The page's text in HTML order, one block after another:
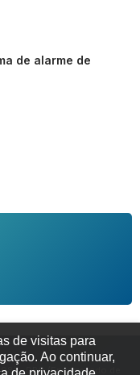
de alarme de
- DPO (Encarregado de
de visitas para
Ao continuar,